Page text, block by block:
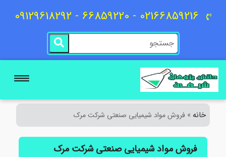
02166859216 - 66859220 - 09129618292
خانه»فروش مواد شیمیایی صنعتی شرکت مرک
فروش مواد شیمیایی صنعتی شرکت مرک